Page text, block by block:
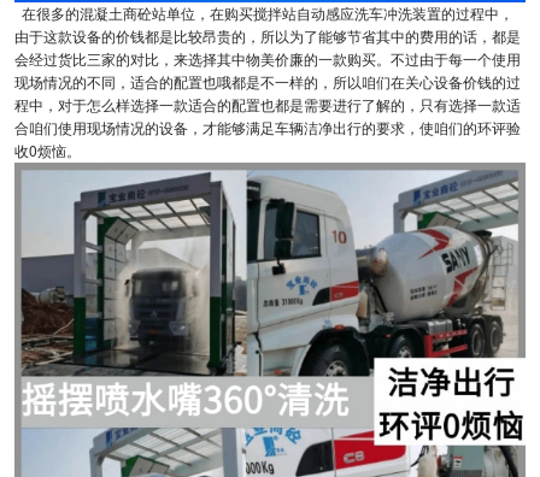
在很多的混凝土商砼站单位，在购买搅拌站自动感应洗车冲洗装置的过程中，
由于这款设备的价钱都是比较昂贵的，所以为了能够节省其中的费用的话，都是
会经过货比三家的对比，来选择其中物美价廉的一款购买。不过由于每一个使用
现场情况的不同，适合的配置也哦都是不一样的，所以咱们在关心设备价钱的过
程中，对于怎么样选择一款适合的配置也都是需要进行了解的，只有选择一款适
合咱们使用现场情况的设备，才能够满足车辆洁净出行的要求，使咱们的环评验
收0烦恼。